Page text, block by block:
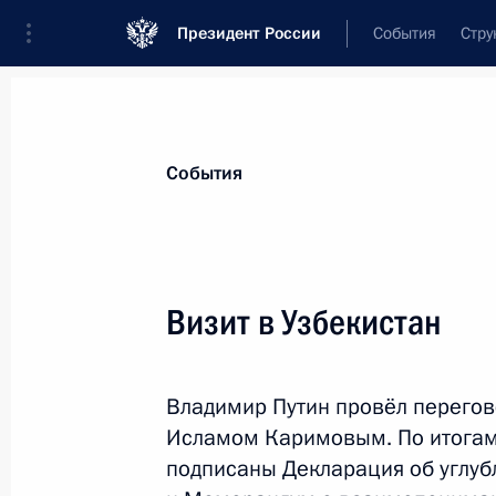
Президент России События
Лента событий
События
Визит в Узбекистан
Владимир Путин провёл
Исламом Каримовым. По итогам
подписаны Декларация об